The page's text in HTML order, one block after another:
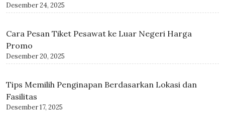
Desember 24, 2025
Cara Pesan Tiket Pesawat ke Luar Negeri Harga
Promo
Desember 20, 2025
Tips Memilih Penginapan Berdasarkan Lokasi dan
Fasilitas
Desember 17, 2025